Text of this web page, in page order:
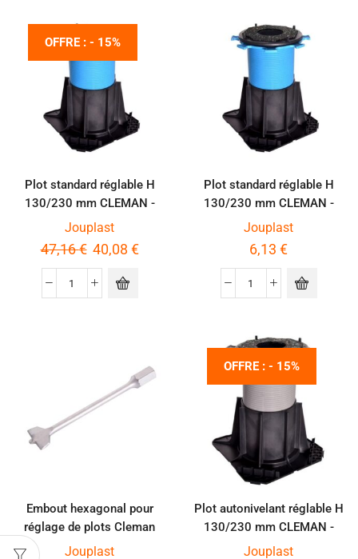
OFFRE : - 15%
Plot standard réglable H
130/230 mm CLEMAN -
Carton de 8 pièces
Jouplast
47,16€ 40,08 €
Plot standard réglable H
130/230 mm CLEMAN -
Unité
Jouplast
6,13 €
Embout hexagonal pour
réglage de plots Cleman
Jouplast
OFFRE : - 15%
Plot autonivelant réglable H
130/230 mm CLEMAN -
Palette de 144 pièces
Jouplast